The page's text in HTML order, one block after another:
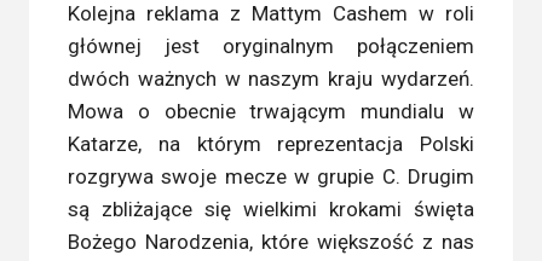
Kolejna reklama z Mattym Cashem w roli
głównej jest oryginalnym połączeniem
dwóch ważnych w naszym kraju wydarzeń.
Mowa o obecnie trwającym mundialu w
Katarze, na którym reprezentacja Polski
rozgrywa swoje mecze w grupie C. Drugim
są zbliżające się wielkimi krokami święta
Bożego Narodzenia, które większość z nas